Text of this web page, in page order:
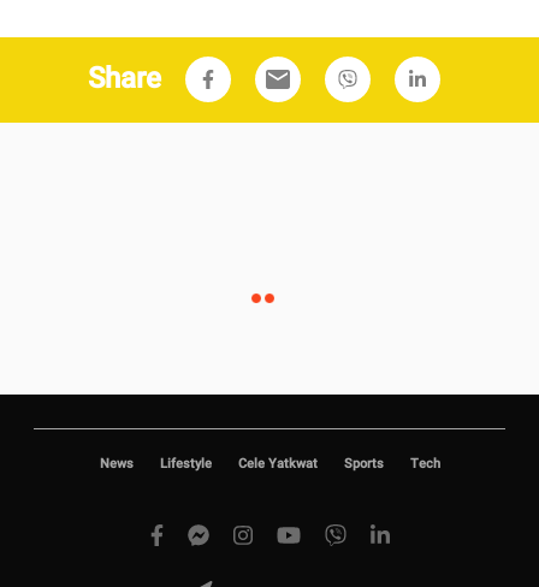
Share email
News Lifestyle Cele Yatkwat Sports Tech